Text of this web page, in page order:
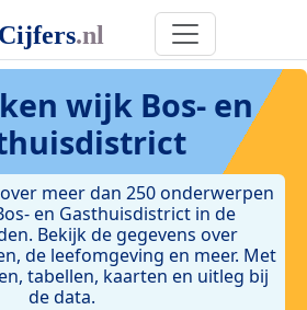
wijk Bos- en
meer dan 250 onderwerpen
en Gasthuisdistrict in de
Bekijk de gegevens over
de leefomgeving en meer. Met
tabellen, kaarten en uitleg bij
de data.